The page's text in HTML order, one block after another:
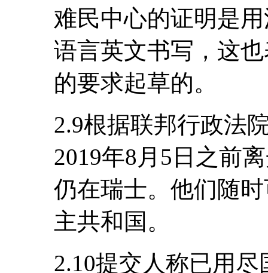
难民中心的证明是
语言英文书写，这
的要求起草的。
2.9根据联邦行政法
2019年8月5日之前
仍在瑞士。他们随
主共和国。
2.10提交人称已用